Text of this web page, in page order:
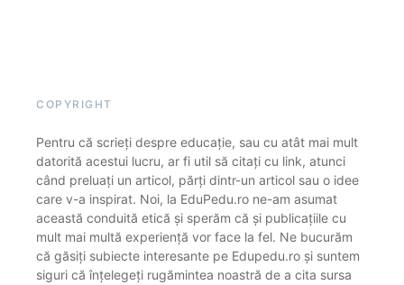
COPYRIGHT
Pentru că scrieți despre educație, sau cu atât mai mult
datorită acestui lucru, ar fi util să citați cu link, atunci
când preluați un articol, părți dintr-un articol sau o idee
care v-a inspirat. Noi, la EduPedu.ro ne-am asumat
această conduită etică și sperăm că și publicațiile cu
mult mai multă experiență vor face la fel. Ne bucurăm
că găsiți subiecte interesante pe Edupedu.ro și suntem
siguri că înțelegeți rugămintea noastră de a cita sursa